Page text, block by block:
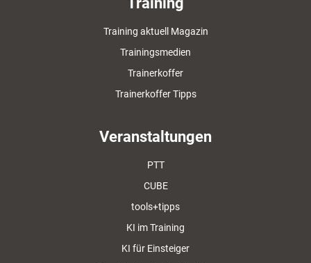
Training aktuell Magazin
Trainingsmedien
Trainerkoffer
Trainerkoffer Tipps
Veranstaltungen
PTT
CUBE
tools+tipps
KI im Training
KI für Einsteiger